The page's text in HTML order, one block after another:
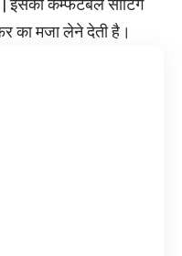
इसकी कम्फर्टेबले सीटिंग
का मजा लेने देती है।